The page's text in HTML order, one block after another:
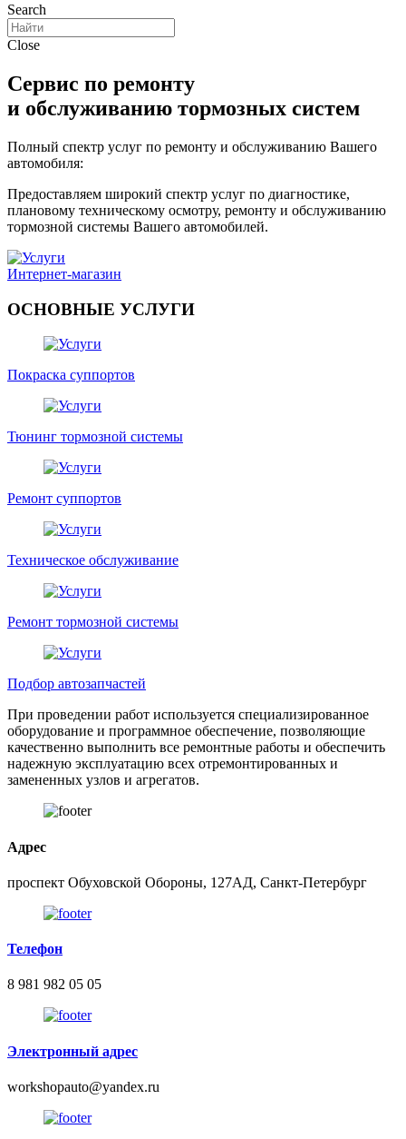
Search
Close
Сервис по ремонту
и обслуживанию тормозных систем
Полный спектр услуг по ремонту и обслуживанию Вашего
автомобиля:
Предоставляем широкий спектр услуг по диагностике,
плановому техническому осмотру, ремонту и обслуживанию
тормозной системы Вашего автомобилей.
Интернет-магазин
ОСНОВНЫЕ УСЛУГИ
Покраска суппортов
Тюнинг тормозной системы
Ремонт суппортов
Техническое обслуживание
Ремонт тормозной системы
Подбор автозапчастей
При проведении работ используется специализированное
оборудование и программное обеспечение, позволяющие
качественно выполнить все ремонтные работы и обеспечить
надежную эксплуатацию всех отремонтированных и
замененных узлов и агрегатов.
Адрес
проспект Обуховской Обороны, 127АД, Санкт-Петербург
Телефон
8 981 982 05 05
Электронный адрес
workshopauto@yandex.ru